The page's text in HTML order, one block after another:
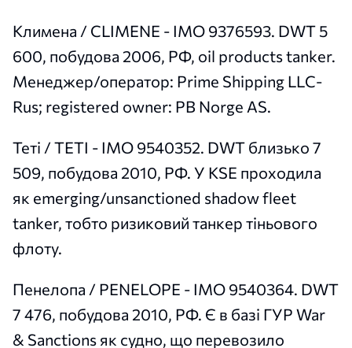
Климена / CLIMENE - IMO 9376593. DWT 5
600, побудова 2006, РФ, oil products tanker.
Менеджер/оператор: Prime Shipping LLC-
Rus; registered owner: PB Norge AS.
Теті / TETI - IMO 9540352. DWT близько 7
509, побудова 2010, РФ. У KSE проходила
як emerging/unsanctioned shadow fleet
tanker, тобто ризиковий танкер тіньового
флоту.
Пенелопа / PENELOPE - IMO 9540364. DWT
7 476, побудова 2010, РФ. Є в базі ГУР War
& Sanctions як судно, що перевозило